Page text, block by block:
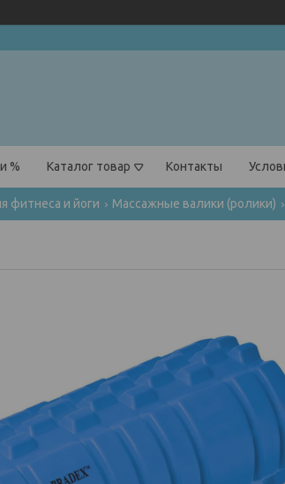
% Каталог товар Контакты
фитнеса и йоги Массажные валики (ролики)